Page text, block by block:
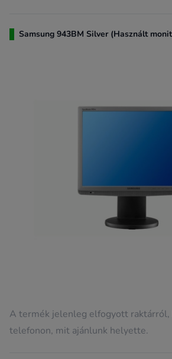
Samsung 943BM Silver (Használt
A termék jelenleg elfogyott raktárról,
telefonon, mit ajánlunk helyette.